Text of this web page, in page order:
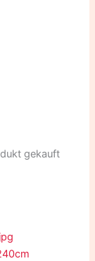
gekauft